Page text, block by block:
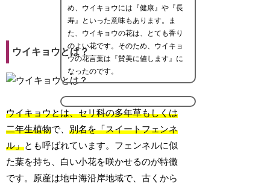
め、ウイキョウには『健康』や『長
寿』といった意味もあります。ま
た、ウイキョウの花は、とても香り
のよい花です。そのため、ウイキョ
ウの花言葉は『賛美に値します』に
なったのです。
ウイキョウとは？
ウイキョウとは、セリ科の多年草もしくは
二年生植物で、別名を「スイートフェンネ
ル」とも呼ばれています。フェンネルに似
た葉を持ち、白い小花を咲かせるのが特徴
です。原産は地中海沿岸地域で、古くから